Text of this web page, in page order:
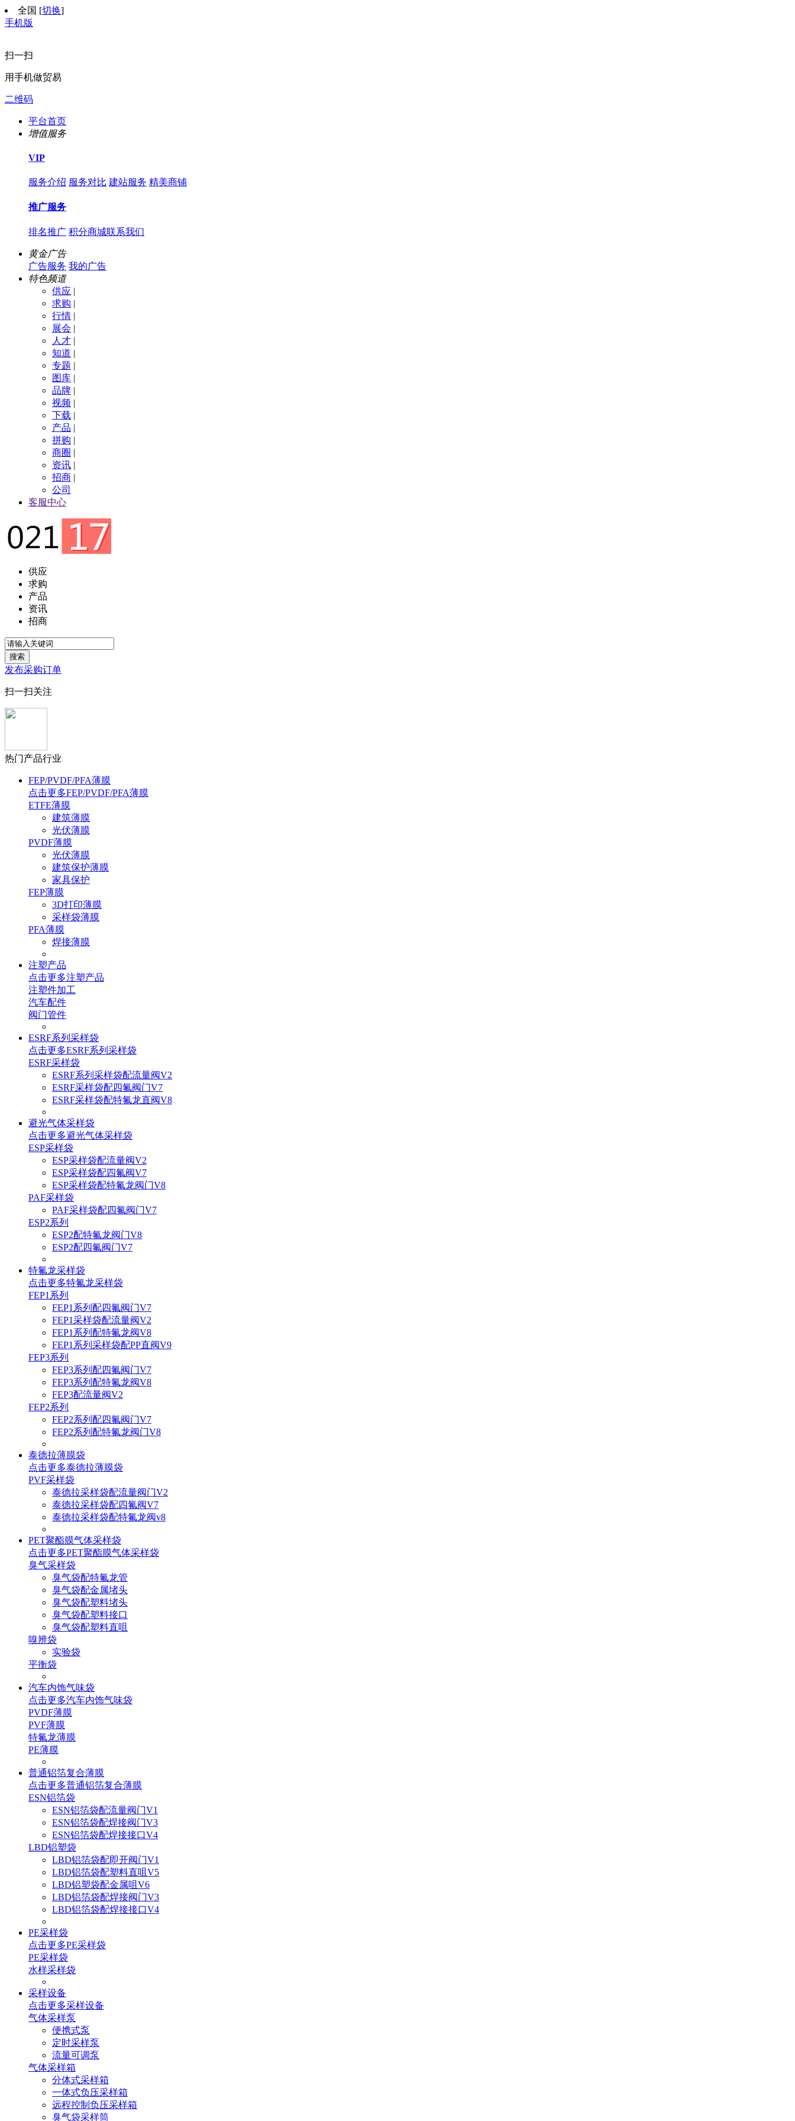
全国 [切换]
手机版
扫一扫
用手机做贸易
二维码
平台首页
增值服务
VIP
服务介绍 服务对比 建站服务 精美商铺
推广服务
排名推广 积分商城联系我们
黄金广告
广告服务 我的广告
特色频道
供应 |
求购 |
行情 |
展会 |
人才 |
知道 |
专题 |
图库 |
品牌 |
视频 |
下载 |
产品 |
拼购 |
商圈 |
资讯 |
招商 |
公司
客服中心
供应
求购
产品
资讯
招商
搜索
发布采购订单
扫一扫关注
热门产品行业
FEP/PVDF/PFA薄膜
点击更多FEP/PVDF/PFA薄膜
ETFE薄膜
建筑薄膜
光伏薄膜
PVDF薄膜
光伏薄膜
建筑保护薄膜
家具保护
FEP薄膜
3D打印薄膜
采样袋薄膜
PFA薄膜
焊接薄膜
注塑产品
点击更多注塑产品
注塑件加工
汽车配件
阀门管件
ESRF系列采样袋
点击更多ESRF系列采样袋
ESRF采样袋
ESRF系列采样袋配流量阀V2
ESRF采样袋配四氟阀门V7
ESRF采样袋配特氟龙直阀V8
避光气体采样袋
点击更多避光气体采样袋
ESP采样袋
ESP采样袋配流量阀V2
ESP采样袋配四氟阀V7
ESP采样袋配特氟龙阀门V8
PAF采样袋
PAF采样袋配四氟阀门V7
ESP2系列
ESP2配特氟龙阀门V8
ESP2配四氟阀门V7
特氟龙采样袋
点击更多特氟龙采样袋
FEP1系列
FEP1系列配四氟阀门V7
FEP1采样袋配流量阀V2
FEP1系列配特氟龙阀V8
FEP1系列采样袋配PP直阀V9
FEP3系列
FEP3系列配四氟阀门V7
FEP3系列配特氟龙阀V8
FEP3配流量阀V2
FEP2系列
FEP2系列配四氟阀门V7
FEP2系列配特氟龙阀门V8
泰德拉薄膜袋
点击更多泰德拉薄膜袋
PVF采样袋
泰德拉采样袋配流量阀门V2
泰德拉采样袋配四氟阀V7
泰德拉采样袋配特氟龙阀v8
PET聚酯膜气体采样袋
点击更多PET聚酯膜气体采样袋
臭气采样袋
臭气袋配特氟龙管
臭气袋配金属堵头
臭气袋配塑料堵头
臭气袋配塑料接口
臭气袋配塑料直咀
嗅辨袋
实验袋
平衡袋
汽车内饰气味袋
点击更多汽车内饰气味袋
PVDF薄膜
PVF薄膜
特氟龙薄膜
PE薄膜
普通铝箔复合薄膜
点击更多普通铝箔复合薄膜
ESN铝箔袋
ESN铝箔袋配流量阀门V1
ESN铝箔袋配焊接阀门V3
ESN铝箔袋配焊接接口V4
LBD铝塑袋
LBD铝箔袋配即开阀门V1
LBD铝箔袋配塑料直咀V5
LBD铝塑袋配金属咀V6
LBD铝箔袋配焊接阀门V3
LBD铝箔袋配焊接接口V4
PE采样袋
点击更多PE采样袋
PE采样袋
水样采样袋
采样设备
点击更多采样设备
气体采样泵
便携式泵
定时采样泵
流量可调泵
气体采样箱
分体式采样箱
一体式负压采样箱
远程控制负压采样箱
臭气袋采样筒